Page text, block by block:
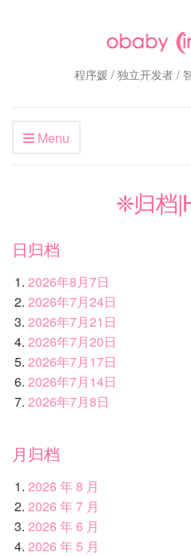
程序媛 / 独立开发者 /
Menu
❈归档
日归档
2026年8月7日
2026年7月24日
2026年7月21日
2026年7月20日
2026年7月17日
2026年7月14日
2026年7月8日
月归档
2026 年 8 月
2026 年 7 月
2026 年 6 月
2026 年 5 月